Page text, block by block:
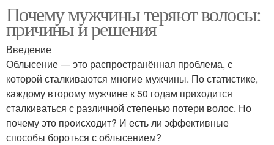
Почему мужчины теряют волосы:
причины и решения
Введение
Облысение — это распространённая проблема, с
которой сталкиваются многие мужчины. По статистике,
каждому второму мужчине к 50 годам приходится
сталкиваться с различной степенью потери волос. Но
почему это происходит? И есть ли эффективные
способы бороться с облысением?